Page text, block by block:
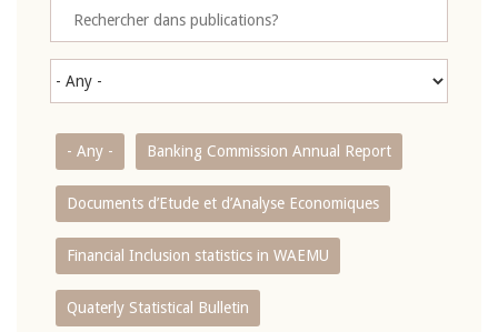
- Any - Banking Commission Annual Report
Documents d’Etude et d’Analyse Economiques
Financial Inclusion statistics in WAEMU
Quaterly Statistical Bulletin